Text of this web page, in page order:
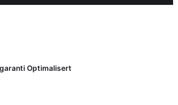
Optimalisert